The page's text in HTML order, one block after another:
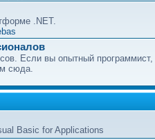
.NET.
Если вы опытный
сюда.
Basic for Applications